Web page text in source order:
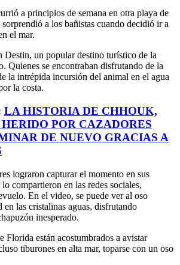
a principios de semana en otra playa de
a los bañistas cuando decidió ir a
el mar.
Destin, un popular destino turístico de la
Quienes se encontraban disfrutando de la
la intrépida incursión del animal en el agua
la costa.
LA HISTORIA DE CHHOUK,
POR CAZADORES
DE NUEVO GRACIAS A
lograron capturar el momento en sus
compartieron en las redes sociales,
En el video, se puede ver al oso
en las cristalinas aguas, disfrutando
inesperado.
Florida están acostumbrados a avistar
tiburones en alta mar, toparse con un oso